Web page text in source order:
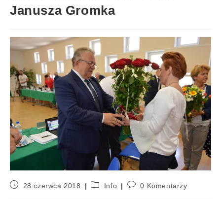
Janusza Gromka
28 czerwca 2018 Info 0 Komentarzy